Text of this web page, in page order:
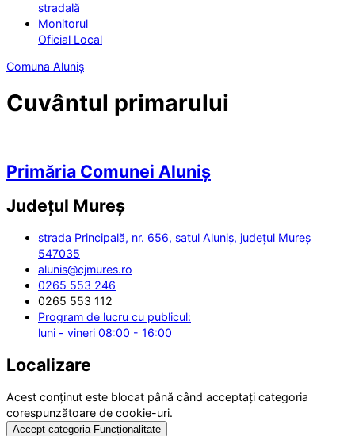
stradală
Monitorul
Oficial Local
Comuna Aluniș
Cuvântul primarului
Primăria Comunei Aluniș
Județul Mureș
strada Principală, nr. 656, satul Aluniș, județul Mureș
547035
alunis@cjmures.ro
0265 553 246
0265 553 112
Program de lucru cu publicul:
luni - vineri 08:00 - 16:00
Localizare
Acest conținut este blocat până când acceptați categoria
corespunzătoare de cookie-uri.
Accept categoria Funcționalitate